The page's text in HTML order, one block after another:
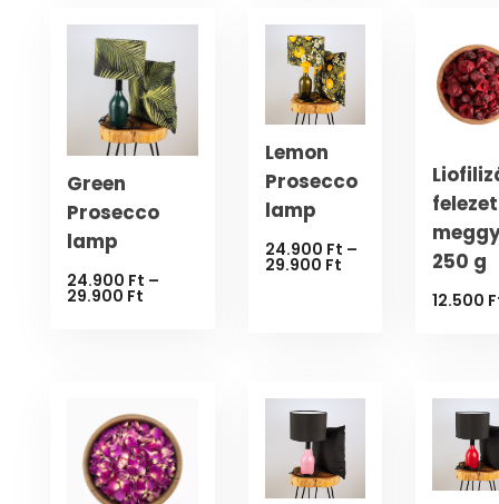
Green
Prosecco
lamp
24.900 Ft –
29.900 FtÁrtartomány:
Lemon
Prosecco
lamp
24.900 Ft –
29.900 FtÁrtartomány:250 g
12.500